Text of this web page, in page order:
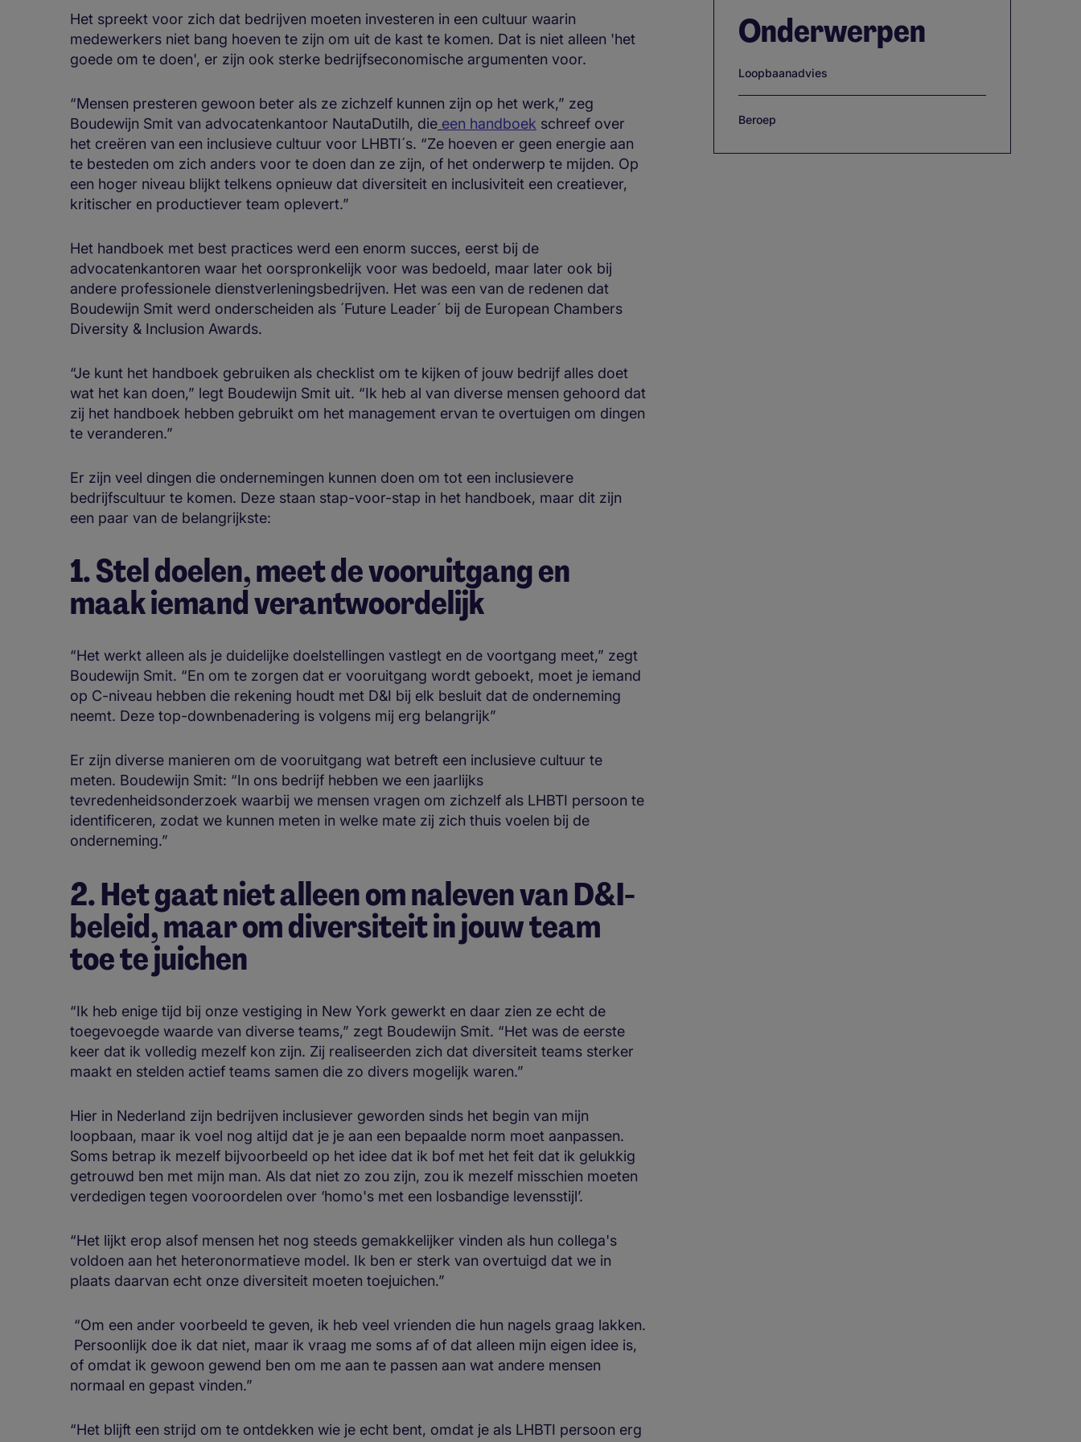
Het spreekt voor zich dat bedrijven moeten investeren in een cultuur waarin
medewerkers niet bang hoeven te zijn om uit de kast te komen. Dat is niet alleen 'het
goede om te doen', er zijn ook sterke bedrijfseconomische argumenten voor.
“Mensen presteren gewoon beter als ze zichzelf kunnen zijn op het werk,” zeg
Boudewijn Smit van advocatenkantoor NautaDutilh, die een handboek schreef over
het creëren van een inclusieve cultuur voor LHBTI´s. “Ze hoeven er geen energie aan
te besteden om zich anders voor te doen dan ze zijn, of het onderwerp te mijden. Op
een hoger niveau blijkt telkens opnieuw dat diversiteit en inclusiviteit een creatiever,
kritischer en productiever team oplevert.”
Het handboek met best practices werd een enorm succes, eerst bij de
advocatenkantoren waar het oorspronkelijk voor was bedoeld, maar later ook bij
andere professionele dienstverleningsbedrijven. Het was een van de redenen dat
Boudewijn Smit werd onderscheiden als ´Future Leader´ bij de European Chambers
Diversity & Inclusion Awards.
“Je kunt het handboek gebruiken als checklist om te kijken of jouw bedrijf alles doet
wat het kan doen,” legt Boudewijn Smit uit. “Ik heb al van diverse mensen gehoord dat
zij het handboek hebben gebruikt om het management ervan te overtuigen om dingen
te veranderen.”
Er zijn veel dingen die ondernemingen kunnen doen om tot een inclusievere
bedrijfscultuur te komen. Deze staan stap-voor-stap in het handboek, maar dit zijn
een paar van de belangrijkste:
1. Stel doelen, meet de vooruitgang en
maak iemand verantwoordelijk
“Het werkt alleen als je duidelijke doelstellingen vastlegt en de voortgang meet,” zegt
Boudewijn Smit. “En om te zorgen dat er vooruitgang wordt geboekt, moet je iemand
op C-niveau hebben die rekening houdt met D&I bij elk besluit dat de onderneming
neemt. Deze top-downbenadering is volgens mij erg belangrijk”
Er zijn diverse manieren om de vooruitgang wat betreft een inclusieve cultuur te
meten. Boudewijn Smit: “In ons bedrijf hebben we een jaarlijks
tevredenheidsonderzoek waarbij we mensen vragen om zichzelf als LHBTI persoon te
identificeren, zodat we kunnen meten in welke mate zij zich thuis voelen bij de
onderneming.”
2. Het gaat niet alleen om naleven van D&I-
beleid, maar om diversiteit in jouw team
toe te juichen
“Ik heb enige tijd bij onze vestiging in New York gewerkt en daar zien ze echt de
toegevoegde waarde van diverse teams,” zegt Boudewijn Smit. “Het was de eerste
keer dat ik volledig mezelf kon zijn. Zij realiseerden zich dat diversiteit teams sterker
maakt en stelden actief teams samen die zo divers mogelijk waren.”
Hier in Nederland zijn bedrijven inclusiever geworden sinds het begin van mijn
loopbaan, maar ik voel nog altijd dat je je aan een bepaalde norm moet aanpassen.
Soms betrap ik mezelf bijvoorbeeld op het idee dat ik bof met het feit dat ik gelukkig
getrouwd ben met mijn man. Als dat niet zo zou zijn, zou ik mezelf misschien moeten
verdedigen tegen vooroordelen over ‘homo's met een losbandige levensstijl’.
“Het lijkt erop alsof mensen het nog steeds gemakkelijker vinden als hun collega's
voldoen aan het heteronormatieve model. Ik ben er sterk van overtuigd dat we in
plaats daarvan echt onze diversiteit moeten toejuichen.”
“Om een ander voorbeeld te geven, ik heb veel vrienden die hun nagels graag lakken.
Persoonlijk doe ik dat niet, maar ik vraag me soms af of dat alleen mijn eigen idee is,
of omdat ik gewoon gewend ben om me aan te passen aan wat andere mensen
normaal en gepast vinden.”
“Het blijft een strijd om te ontdekken wie je echt bent, omdat je als LHBTI persoon erg
Onderwerpen
Loopbaanadvies
Beroep